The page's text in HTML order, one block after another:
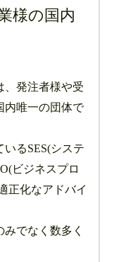
様の国内
発注者様や受
内唯一の団体で
るSES(システ
ビジネスプロ
正化なアドバイ
でなく数多く